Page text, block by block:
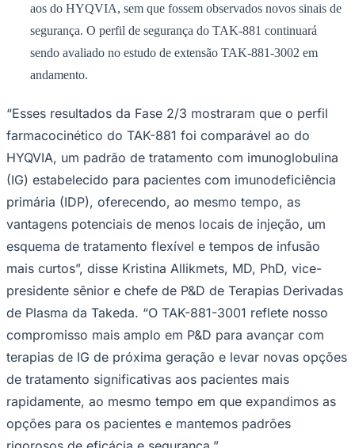
Copa América
Champions League
Premier League
La Liga
Bundesliga
Mundial 2026
Times - Ir direto
aos do HYQVIA, sem que fossem observados novos sinais de
segurança. O perfil de segurança do TAK-881 continuará
sendo avaliado no estudo de extensão TAK-881-3002 em
andamento.
“Esses resultados da Fase 2/3 mostraram que o perfil
farmacocinético do TAK-881 foi comparável ao do
HYQVIA, um padrão de tratamento com imunoglobulina
(IG) estabelecido para pacientes com imunodeficiência
primária (IDP), oferecendo, ao mesmo tempo, as
vantagens potenciais de menos locais de injeção, um
esquema de tratamento flexível e tempos de infusão
mais curtos”, disse Kristina Allikmets, MD, PhD, vice-
presidente sênior e chefe de P&D de Terapias Derivadas
de Plasma da Takeda. “O TAK-881-3001 reflete nosso
compromisso mais amplo em P&D para avançar com
terapias de IG de próxima geração e levar novas opções
de tratamento significativas aos pacientes mais
rapidamente, ao mesmo tempo em que expandimos as
opções para os pacientes e mantemos padrões